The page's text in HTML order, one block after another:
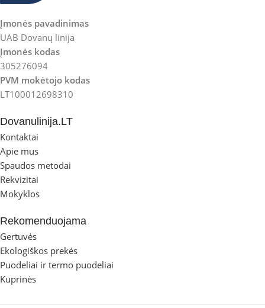
Įmonės pavadinimas
UAB Dovanų linija
Įmonės kodas
305276094
PVM mokėtojo kodas
LT100012698310
Dovanulinija.LT
Kontaktai
Apie mus
Spaudos metodai
Rekvizitai
Mokyklos
Rekomenduojama
Gertuvės
Ekologiškos prekės
Puodeliai ir termo puodeliai
Kuprinės